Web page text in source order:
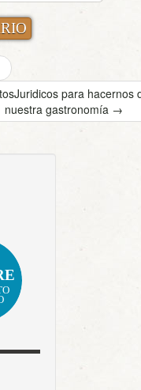
para hacernos
nuestra gastronomía →